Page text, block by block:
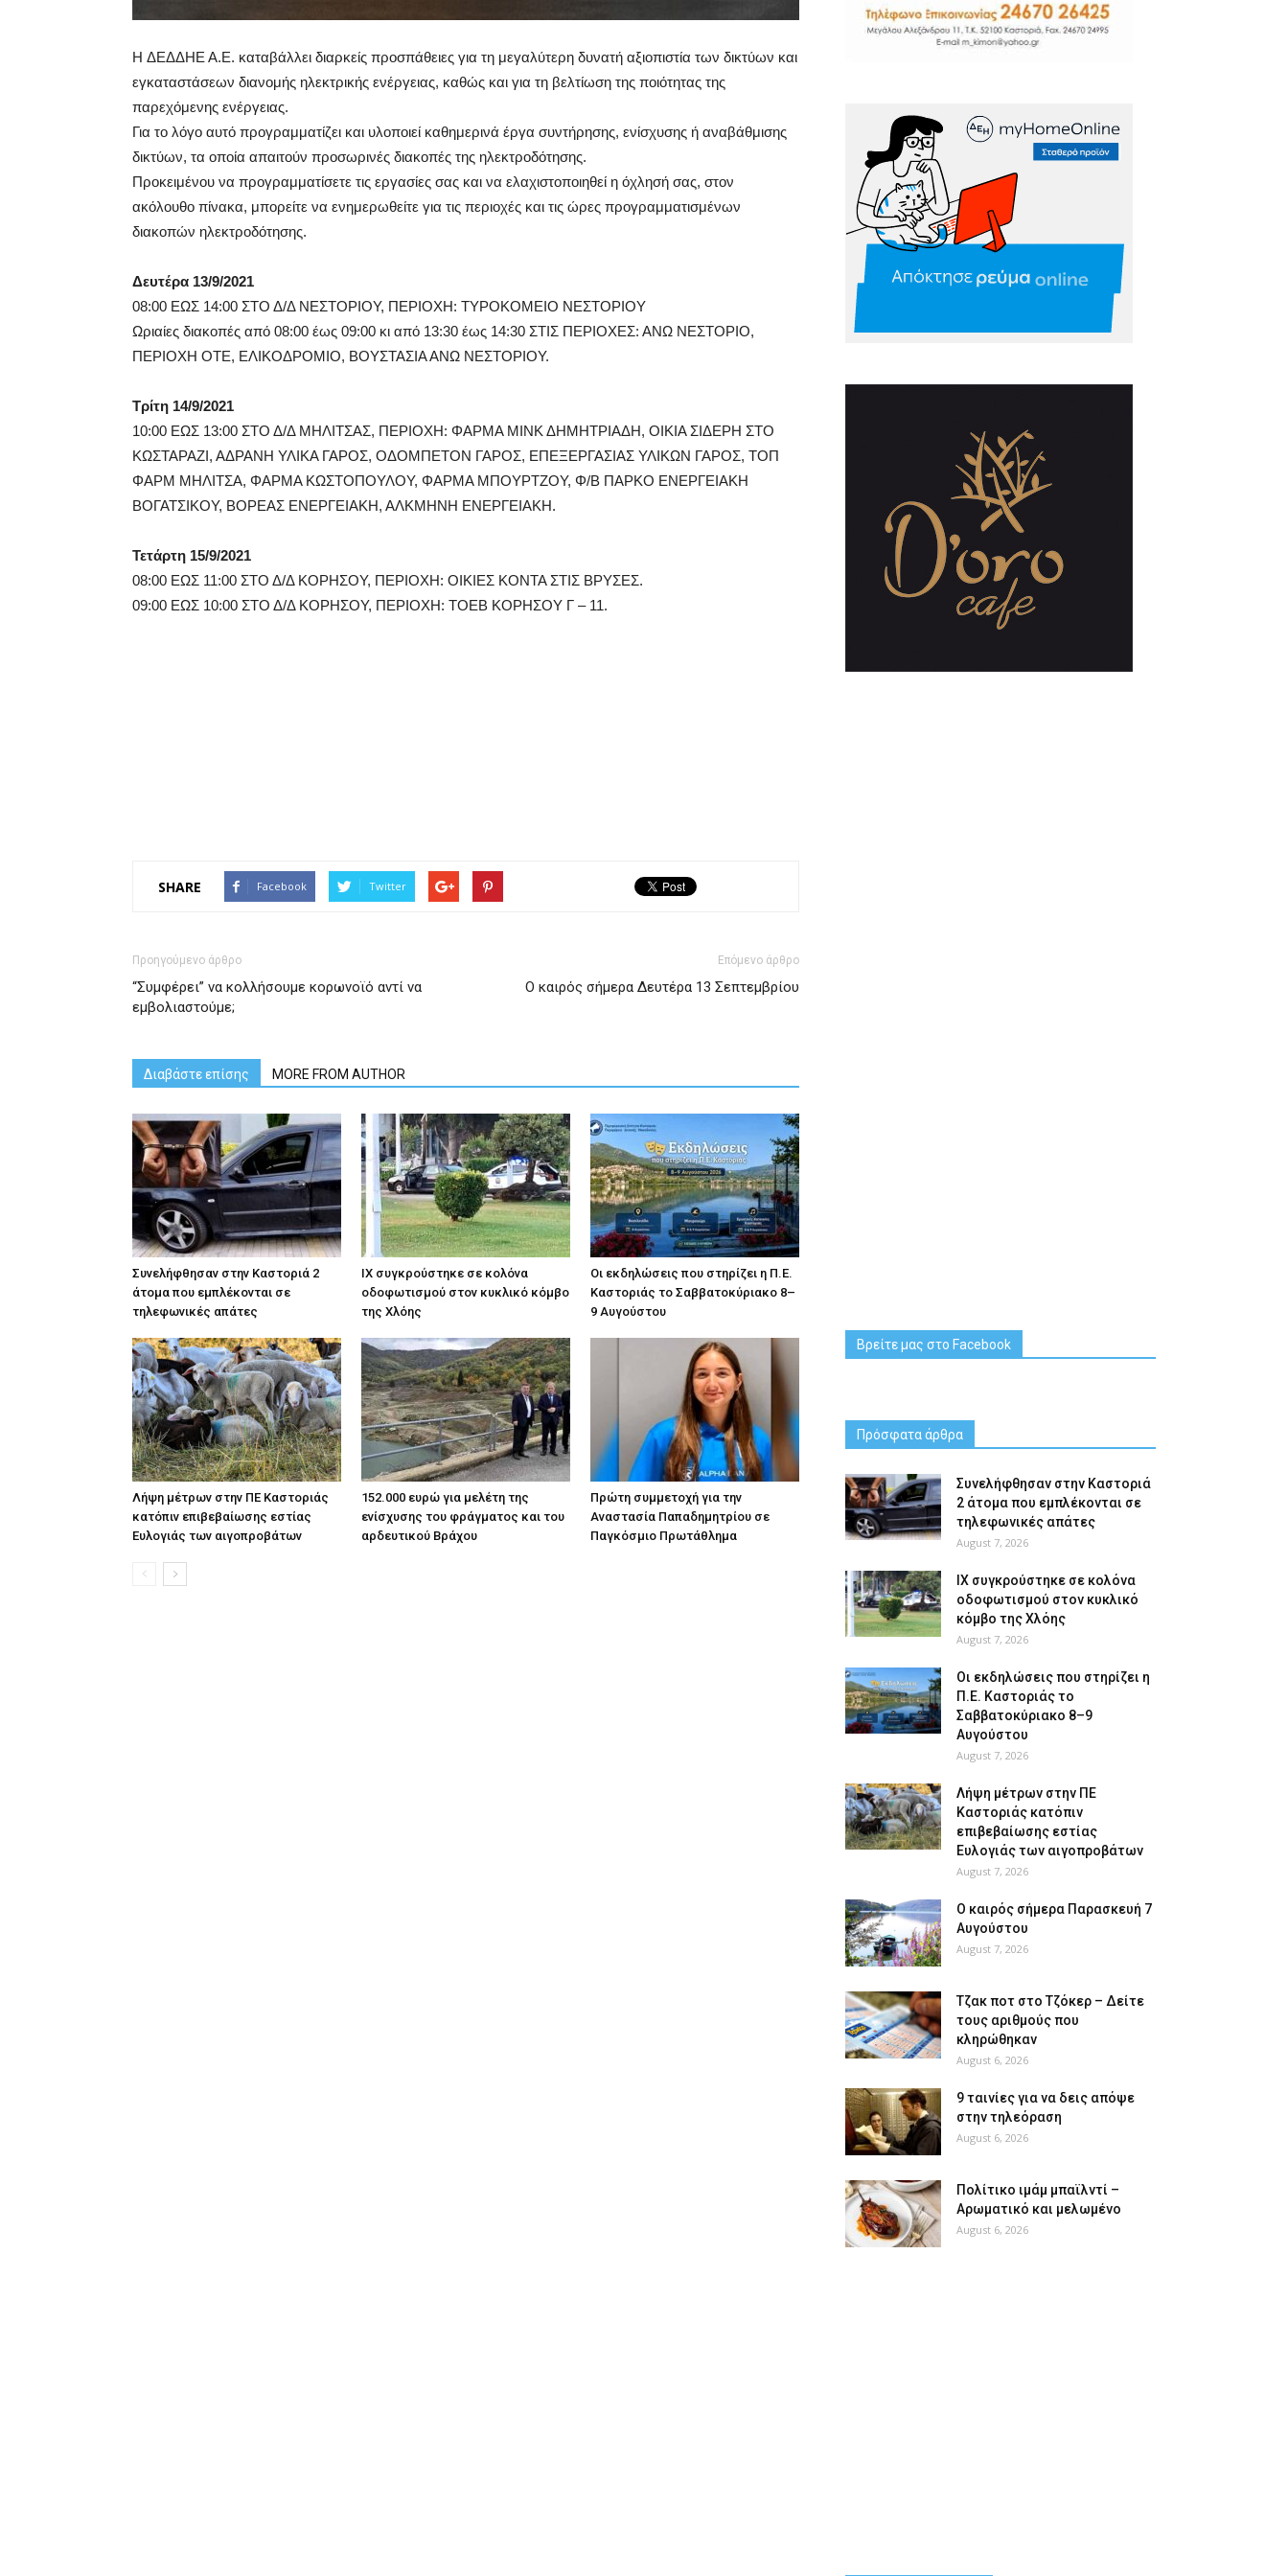
H ΔΕΔΔΗΕ Α.Ε. καταβάλλει διαρκείς προσπάθειες για τη μεγαλύτερη δυνατή αξιοπιστία των δικτύων και
εγκαταστάσεων διανομής ηλεκτρικής ενέργειας, καθώς και για τη βελτίωση της ποιότητας της
παρεχόμενης ενέργειας.
Για το λόγο αυτό προγραμματίζει και υλοποιεί καθημερινά έργα συντήρησης, ενίσχυσης ή αναβάθμισης
δικτύων, τα οποία απαιτούν προσωρινές διακοπές της ηλεκτροδότησης.
Προκειμένου να προγραμματίσετε τις εργασίες σας και να ελαχιστοποιηθεί η όχλησή σας, στον
ακόλουθο πίνακα, μπορείτε να ενημερωθείτε για τις περιοχές και τις ώρες προγραμματισμένων
διακοπών ηλεκτροδότησης.
Δευτέρα 13/9/2021
08:00 ΕΩΣ 14:00 ΣΤΟ Δ/Δ ΝΕΣΤΟΡΙΟΥ, ΠΕΡΙΟΧΗ: ΤΥΡΟΚΟΜΕΙΟ ΝΕΣΤΟΡΙΟΥ
Ωριαίες διακοπές από 08:00 έως 09:00 κι από 13:30 έως 14:30 ΣΤΙΣ ΠΕΡΙΟΧΕΣ: ΑΝΩ ΝΕΣΤΟΡΙΟ,
ΠΕΡΙΟΧΗ ΟΤΕ, ΕΛΙΚΟΔΡΟΜΙΟ, ΒΟΥΣΤΑΣΙΑ ΑΝΩ ΝΕΣΤΟΡΙΟΥ.
Τρίτη 14/9/2021
10:00 ΕΩΣ 13:00 ΣΤΟ Δ/Δ ΜΗΛΙΤΣΑΣ, ΠΕΡΙΟΧΗ: ΦΑΡΜΑ ΜΙΝΚ ΔΗΜΗΤΡΙΑΔΗ, ΟΙΚΙΑ ΣΙΔΕΡΗ ΣΤΟ
ΚΩΣΤΑΡΑΖΙ, ΑΔΡΑΝΗ ΥΛΙΚΑ ΓΑΡΟΣ, ΟΔΟΜΠΕΤΟΝ ΓΑΡΟΣ, ΕΠΕΞΕΡΓΑΣΙΑΣ ΥΛΙΚΩΝ ΓΑΡΟΣ, ΤΟΠ
ΦΑΡΜ ΜΗΛΙΤΣΑ, ΦΑΡΜΑ ΚΩΣΤΟΠΟΥΛΟΥ, ΦΑΡΜΑ ΜΠΟΥΡΤΖΟΥ, Φ/Β ΠΑΡΚΟ ΕΝΕΡΓΕΙΑΚΗ
ΒΟΓΑΤΣΙΚΟΥ, ΒΟΡΕΑΣ ΕΝΕΡΓΕΙΑΚΗ, ΑΛΚΜΗΝΗ ΕΝΕΡΓΕΙΑΚΗ.
Τετάρτη 15/9/2021
08:00 ΕΩΣ 11:00 ΣΤΟ Δ/Δ ΚΟΡΗΣΟΥ, ΠΕΡΙΟΧΗ: ΟΙΚΙΕΣ ΚΟΝΤΑ ΣΤΙΣ ΒΡΥΣΕΣ.
09:00 ΕΩΣ 10:00 ΣΤΟ Δ/Δ ΚΟΡΗΣΟΥ, ΠΕΡΙΟΧΗ: ΤΟΕΒ ΚΟΡΗΣΟΥ Γ – 11.
SHARE Facebook Twitter
Προηγούμενο άρθρο
“Συμφέρει” να κολλήσουμε κορωνοϊό αντί να
εμβολιαστούμε;
Επόμενο άρθρο
Ο καιρός σήμερα Δευτέρα 13 Σεπτεμβρίου
Διαβάστε επίσης MORE FROM AUTHOR
Συνελήφθησαν στην Καστοριά 2
άτομα που εμπλέκονται σε
τηλεφωνικές απάτες
ΙΧ συγκρούστηκε σε κολόνα
οδοφωτισμού στον κυκλικό κόμβο
της Χλόης
Οι εκδηλώσεις που στηρίζει η Π.Ε.
Καστοριάς το Σαββατοκύριακο 8–
9 Αυγούστου
Λήψη μέτρων στην ΠΕ Καστοριάς
κατόπιν επιβεβαίωσης εστίας
Ευλογιάς των αιγοπροβάτων
152.000 ευρώ για μελέτη της
ενίσχυσης του φράγματος και του
αρδευτικού Βράχου
Πρώτη συμμετοχή για την
Αναστασία Παπαδημητρίου σε
Παγκόσμιο Πρωτάθλημα
Βρείτε μας στο Facebook
Πρόσφατα άρθρα
Συνελήφθησαν στην Καστοριά
2 άτομα που εμπλέκονται σε
τηλεφωνικές απάτες
August 7, 2026
ΙΧ συγκρούστηκε σε κολόνα
οδοφωτισμού στον κυκλικό
κόμβο της Χλόης
August 7, 2026
Οι εκδηλώσεις που στηρίζει η
Π.Ε. Καστοριάς το
Σαββατοκύριακο 8–9
Αυγούστου
August 7, 2026
Λήψη μέτρων στην ΠΕ
Καστοριάς κατόπιν
επιβεβαίωσης εστίας
Ευλογιάς των αιγοπροβάτων
August 7, 2026
Ο καιρός σήμερα Παρασκευή 7
Αυγούστου
August 7, 2026
Tζακ ποτ στο Τζόκερ – Δείτε
τους αριθμούς που
κληρώθηκαν
August 6, 2026
9 ταινίες για να δεις απόψε
στην τηλεόραση
August 6, 2026
Πολίτικο ιμάμ μπαϊλντί –
Αρωματικό και μελωμένο
August 6, 2026